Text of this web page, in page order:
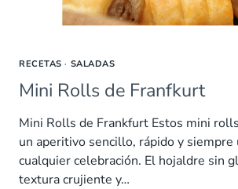
RECETAS · SALADAS
Mini Rolls de Franfkurt
Mini Rolls de Frankfurt Estos mini
un aperitivo sencillo, rápido y siempre
cualquier celebración. El hojaldre sin
textura crujiente y…